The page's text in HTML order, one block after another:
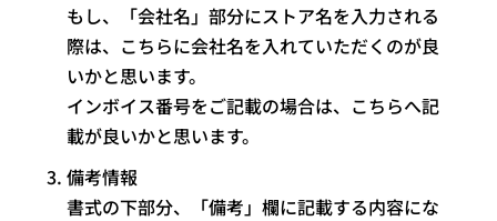
もし、「会社名」部分にストア名を入力される
際は、こちらに会社名を入れていただくのが良
いかと思います。
インボイス番号をご記載の場合は、こちらへ記
載が良いかと思います。
備考情報
書式の下部分、「備考」欄に記載する内容にな